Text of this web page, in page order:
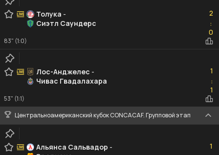
Толука -
Сиэтл Саундерс
2
:0
0
83" (1:0)
Лос-Анджелес -
Чивас Гвадалахара
1
:1
1
53" (1:1)
Центральноамериканский кубок CONCACAF. Групповой этап
Альянса Сальвадор -
1